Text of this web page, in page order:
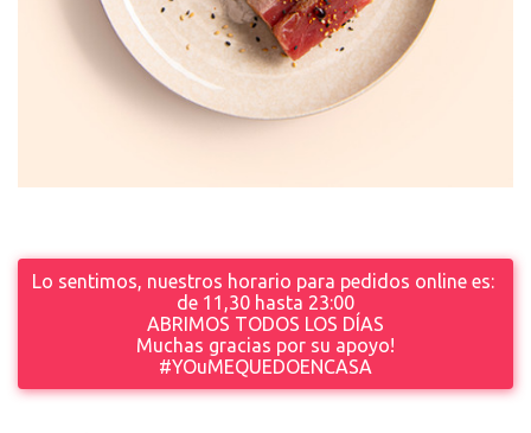
Lo sentimos, nuestros horario para pedidos online es:
de 11,30 hasta 23:00
ABRIMOS TODOS LOS DÍAS
Muchas gracias por su apoyo!
#YOuMEQUEDOENCASA